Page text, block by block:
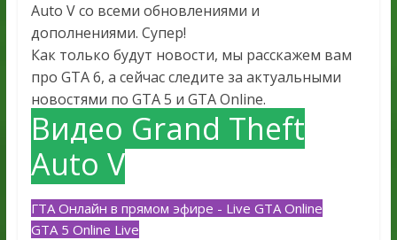
Auto V со всеми обновлениями и
дополнениями. Супер!
Как только будут новости, мы расскажем вам
про GTA 6, а сейчас следите за актуальными
новостями по GTA 5 и GTA Online.
Видео Grand Theft
Auto V
ГТА Онлайн в прямом эфире - Live GTA Online
GTA 5 Online Live